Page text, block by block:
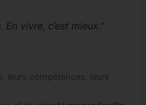
En vivre, c’est mieux.”
leurs compétences, leurs